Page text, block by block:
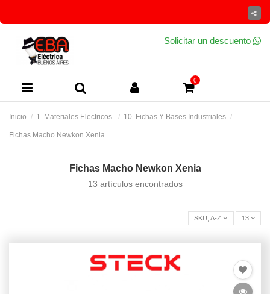
Solicitar un descuento
0
Inicio 1. Materiales Electricos. 10. Fichas Y Bases Industriales
Fichas Macho Newkon Xenia
Fichas Macho Newkon Xenia
13 artículos encontrados
SKU, A-Z